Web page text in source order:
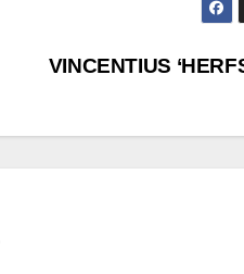
VINCENTIUS